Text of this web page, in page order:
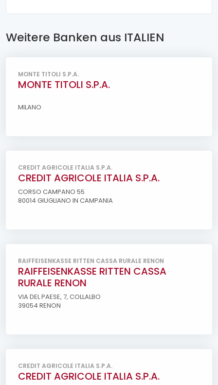
Weitere Banken aus ITALIEN
MONTE TITOLI S.P.A.
MONTE TITOLI S.P.A.
MILANO
CREDIT AGRICOLE ITALIA S.P.A.
CREDIT AGRICOLE ITALIA S.P.A.
CORSO CAMPANO 55
80014 GIUGLIANO IN CAMPANIA
RAIFFEISENKASSE RITTEN CASSA RURALE RENON
RAIFFEISENKASSE RITTEN CASSA
RURALE RENON
VIA DEL PAESE, 7, COLLALBO
39054 RENON
CREDIT AGRICOLE ITALIA S.P.A.
CREDIT AGRICOLE ITALIA S.P.A.